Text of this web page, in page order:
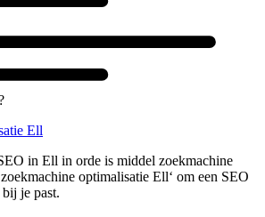
Ell
in Ell in orde is middel zoekmachine
optimalisatie Ell‘ om een SEO
je past.